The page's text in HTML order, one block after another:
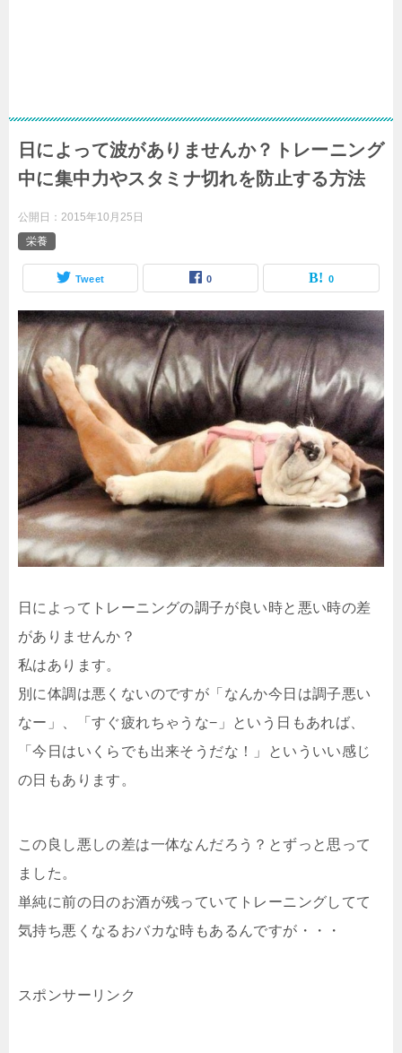
日によって波がありませんか？トレーニング
中に集中力やスタミナ切れを防止する方法
公開日： 2015年10月25日
栄養
Tweet 0 0
日によってトレーニングの調子が良い時と悪い時の差
がありませんか？
私はあります。
別に体調は悪くないのですが「なんか今日は調子悪い
なー」、「すぐ疲れちゃうな−」という日もあれば、
「今日はいくらでも出来そうだな！」といういい感じ
の日もあります。
この良し悪しの差は一体なんだろう？とずっと思って
ました。
単純に前の日のお酒が残っていてトレーニングしてて
気持ち悪くなるおバカな時もあるんですが・・・
スポンサーリンク